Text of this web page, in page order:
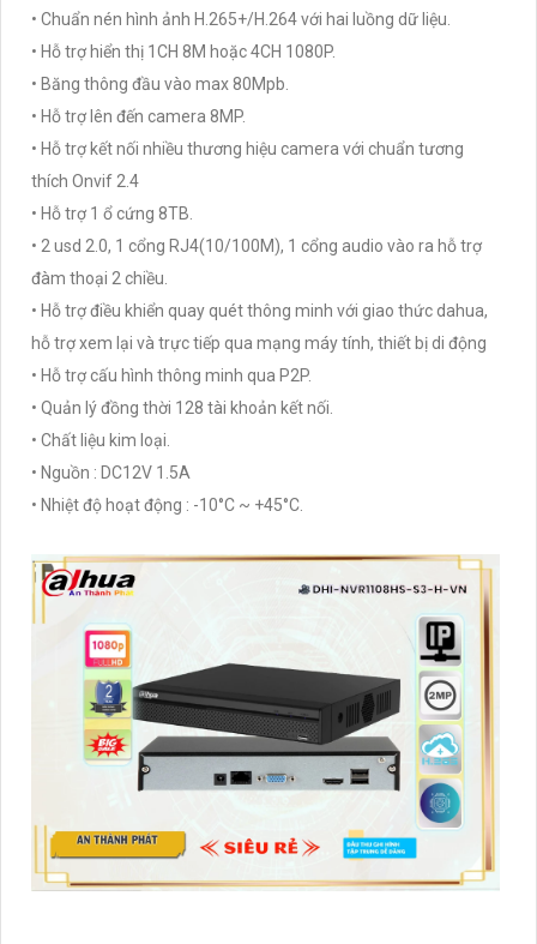
• Chuẩn nén hình ảnh H.265+/H.264 với hai luồng dữ liệu.
• Hỗ trợ hiển thị 1CH 8M hoặc 4CH 1080P.
• Băng thông đầu vào max 80Mpb.
• Hỗ trợ lên đến camera 8MP.
• Hỗ trợ kết nối nhiều thương hiệu camera với chuẩn tương
thích Onvif 2.4
• Hỗ trợ 1 ổ cứng 8TB.
• 2 usd 2.0, 1 cổng RJ4(10/100M), 1 cổng audio vào ra hỗ trợ
đàm thoại 2 chiều.
• Hỗ trợ điều khiển quay quét thông minh với giao thức dahua,
hỗ trợ xem lại và trực tiếp qua mạng máy tính, thiết bị di động
• Hỗ trợ cấu hình thông minh qua P2P.
• Quản lý đồng thời 128 tài khoản kết nối.
• Chất liệu kim loại.
• Nguồn : DC12V 1.5A
• Nhiệt độ hoạt động : -10°C ~ +45°C.